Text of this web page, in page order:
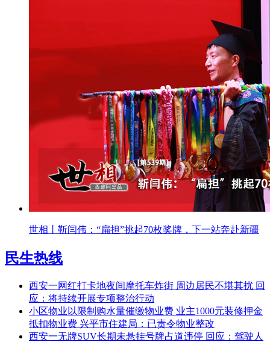
世相丨靳闫伟：“扁担”挑起70枚奖牌，下一站奔赴新疆
民生热线
西安一网红打卡地夜间摩托车炸街 周边居民不堪其扰 回
应：将持续开展专项整治行动
小区物业以限制购水量催缴物业费 业主1000元装修押金
抵扣物业费 兴平市住建局：已责令物业整改
西安一无牌SUV长期未悬挂号牌占道违停 回应：驾驶人